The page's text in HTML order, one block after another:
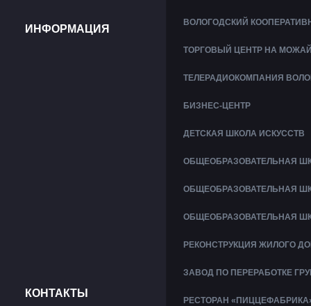
ИНФОРМАЦИЯ
КОНТАКТЫ
ВОЛОГОДСКИЙ
ТОРГОВЫЙ ЦЕНТР НА
ТЕЛЕРАДИОКОМПАНИЯ
БИЗНЕС-ЦЕНТР
ДЕТСКАЯ ШКОЛА ИСКУССТВ
ОБЩЕОБРАЗОВАТЕЛЬНАЯ
ОБЩЕОБРАЗОВАТЕЛЬНАЯ
ОБЩЕОБРАЗОВАТЕЛЬНАЯ
РЕКОНСТРУКЦИЯ ЖИЛОГО
ЗАВОД ПО ПЕРЕРАБОТКЕ
РЕСТОРАН